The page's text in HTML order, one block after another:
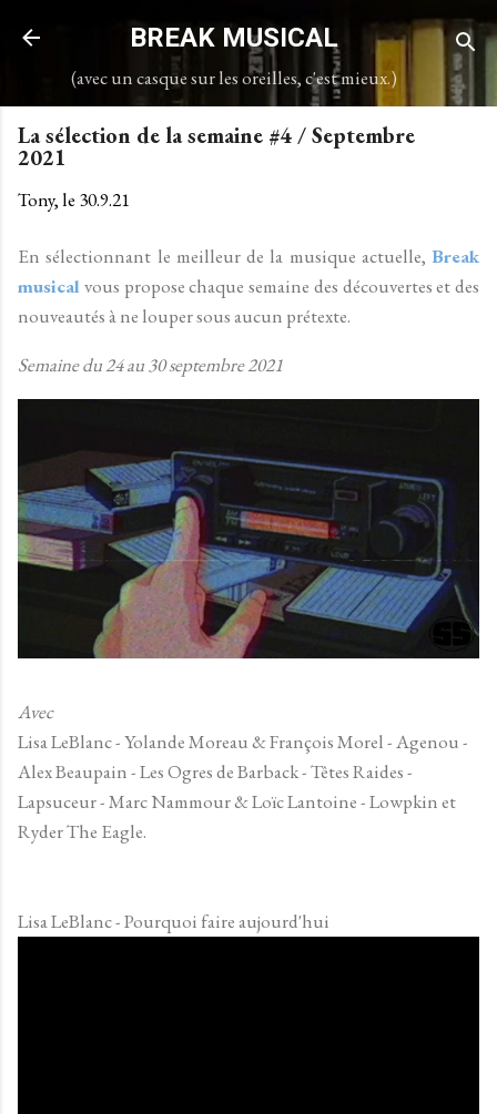
Accéder au contenu principal
BREAK MUSICAL
(avec un casque sur les oreilles, c'est mieux.)
La sélection de la semaine #4 / Septembre
2021
Tony, le 30.9.21
En sélectionnant le meilleur de la musique actuelle, Break
musical vous propose chaque semaine des découvertes et des
nouveautés à ne louper sous aucun prétexte.
Semaine du 24 au 30 septembre 2021
Avec
Lisa LeBlanc - Yolande Moreau & François Morel - Agenou -
Alex Beaupain - Les Ogres de Barback - Têtes Raides -
Lapsuceur - Marc Nammour & Loïc Lantoine - Lowpkin et
Ryder The Eagle.
Lisa LeBlanc - Pourquoi faire aujourd'hui